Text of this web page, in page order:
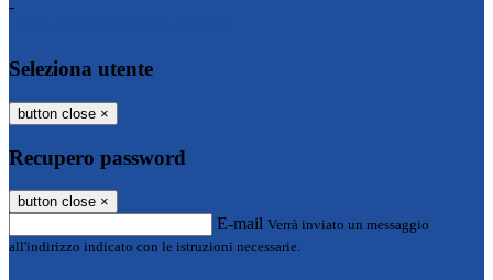
-
Seleziona utente
button close ×
Recupero password
button close ×
E-mail Verrà inviato un messaggio
all'indirizzo indicato con le istruzioni necessarie.